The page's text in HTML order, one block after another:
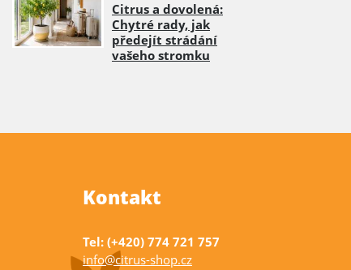
Citrus a dovolená:
Chytré rady, jak
předejít strádání
vašeho stromku
Kontakt
Tel: (+420) 774 721 757
info@citrus-shop.cz